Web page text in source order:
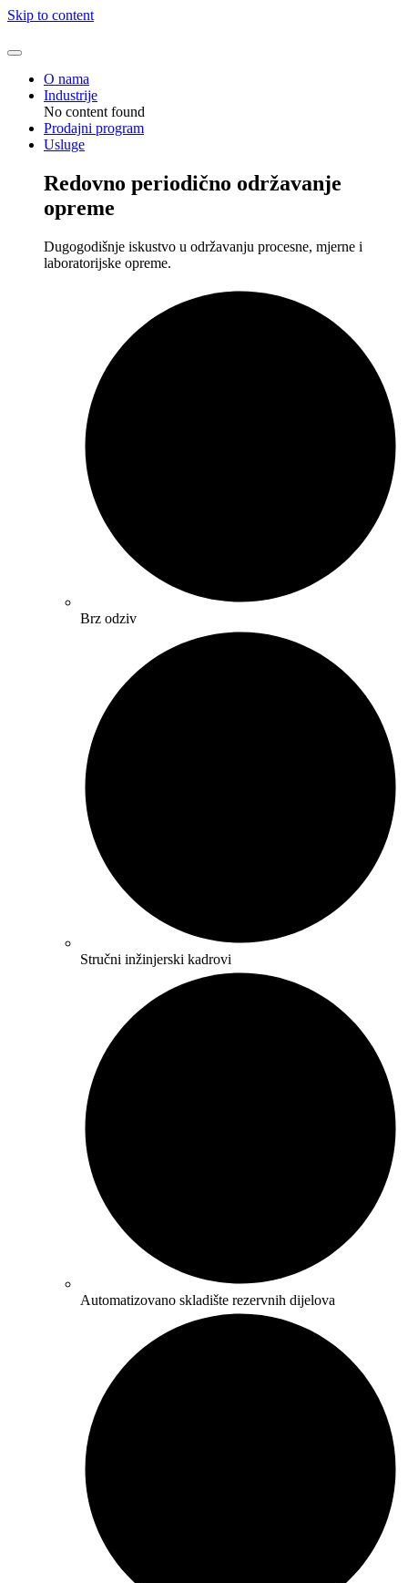
Skip to content
O nama
Industrije
No content found
Prodajni program
Usluge
Redovno periodično održavanje
opreme
Dugogodišnje iskustvo u održavanju procesne, mjerne i
laboratorijske opreme.
Brz odziv
Stručni inžinjerski kadrovi
Automatizovano skladište rezervnih dijelova